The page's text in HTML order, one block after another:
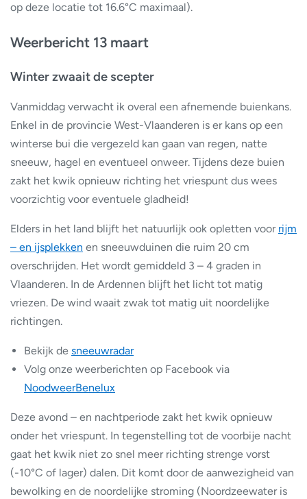
op deze locatie tot 16.6°C maximaal).
Weerbericht 13 maart
Winter zwaait de scepter
Vanmiddag verwacht ik overal een afnemende buienkans.
Enkel in de provincie West-Vlaanderen is er kans op een
winterse bui die vergezeld kan gaan van regen, natte
sneeuw, hagel en eventueel onweer. Tijdens deze buien
zakt het kwik opnieuw richting het vriespunt dus wees
voorzichtig voor eventuele gladheid!
Elders in het land blijft het natuurlijk ook opletten voor rijm
– en ijsplekken en sneeuwduinen die ruim 20 cm
overschrijden. Het wordt gemiddeld 3 – 4 graden in
Vlaanderen. In de Ardennen blijft het licht tot matig
vriezen. De wind waait zwak tot matig uit noordelijke
richtingen.
Bekijk de sneeuwradar
Volg onze weerberichten op Facebook via
NoodweerBenelux
Deze avond – en nachtperiode zakt het kwik opnieuw
onder het vriespunt. In tegenstelling tot de voorbije nacht
gaat het kwik niet zo snel meer richting strenge vorst
(-10°C of lager) dalen. Dit komt door de aanwezigheid van
bewolking en de noordelijke stroming (Noordzeewater is